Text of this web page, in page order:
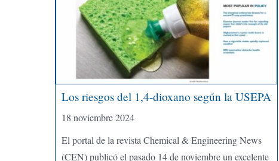
Los riesgos del 1,4-dioxano según la USEPA
18 noviembre 2024
El portal de la revista Chemical & Engineering News
(CEN) publicó el pasado 14 de noviembre un excelente